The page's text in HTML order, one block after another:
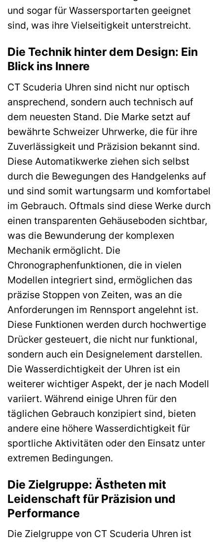
und sogar für Wassersportarten geeignet
sind, was ihre Vielseitigkeit unterstreicht.
Die Technik hinter dem Design: Ein
Blick ins Innere
CT Scuderia Uhren sind nicht nur optisch
ansprechend, sondern auch technisch auf
dem neuesten Stand. Die Marke setzt auf
bewährte Schweizer Uhrwerke, die für ihre
Zuverlässigkeit und Präzision bekannt sind.
Diese Automatikwerke ziehen sich selbst
durch die Bewegungen des Handgelenks auf
und sind somit wartungsarm und komfortabel
im Gebrauch. Oftmals sind diese Werke durch
einen transparenten Gehäuseboden sichtbar,
was die Bewunderung der komplexen
Mechanik ermöglicht. Die
Chronographenfunktionen, die in vielen
Modellen integriert sind, ermöglichen das
präzise Stoppen von Zeiten, was an die
Anforderungen im Rennsport angelehnt ist.
Diese Funktionen werden durch hochwertige
Drücker gesteuert, die nicht nur funktional,
sondern auch ein Designelement darstellen.
Die Wasserdichtigkeit der Uhren ist ein
weiterer wichtiger Aspekt, der je nach Modell
variiert. Während einige Uhren für den
täglichen Gebrauch konzipiert sind, bieten
andere eine höhere Wasserdichtigkeit für
sportliche Aktivitäten oder den Einsatz unter
extremen Bedingungen.
Die Zielgruppe: Ästheten mit
Leidenschaft für Präzision und
Performance
Die Zielgruppe von CT Scuderia Uhren ist